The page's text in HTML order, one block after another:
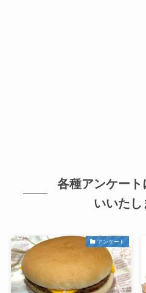
各種アンケー
いいたし
アンケート